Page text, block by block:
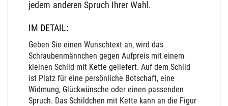
jedem anderen Spruch Ihrer Wahl.
IM DETAIL:
Geben Sie einen Wunschtext an, wird das
Schraubenmännchen gegen Aufpreis mit einem
kleinen Schild mit Kette geliefert. Auf dem Schild
ist Platz für eine persönliche Botschaft, eine
Widmung, Glückwünsche oder einen passenden
Spruch. Das Schildchen mit Kette kann an die Figur